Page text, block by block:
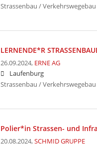
Strassenbau /
LERNENDE*R
26.09.2024, ERNE AG
Laufenburg
Strassenbau / Verkehrswegebau
Polier*in Strassen- und
20.08.2024,SCHMID GRUPPE